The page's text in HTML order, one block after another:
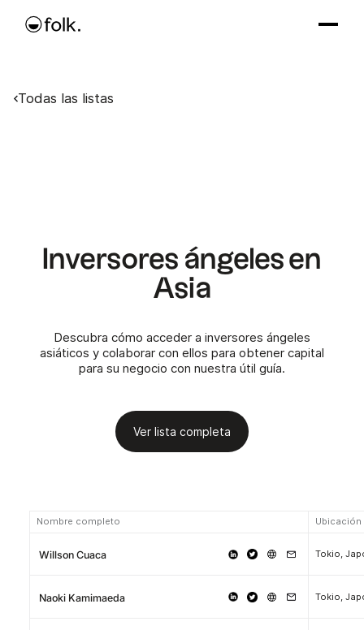
Todas las listas
Inversores ángeles en
Asia
Descubra cómo acceder a inversores ángeles
asiáticos y colaborar con ellos para obtener capital
para su negocio con nuestra útil guía.
Ver lista completa
Nombre completo Ubicación
Willson Cuaca Tokio,
Naoki Kamimaeda Tokio,